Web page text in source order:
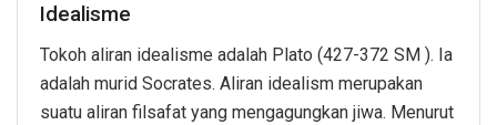
Idealisme
Tokoh aliran idealisme adalah Plato (427-372 SM ). Ia
adalah murid Socrates. Aliran idealism merupakan
suatu aliran filsafat yang mengagungkan jiwa. Menurut